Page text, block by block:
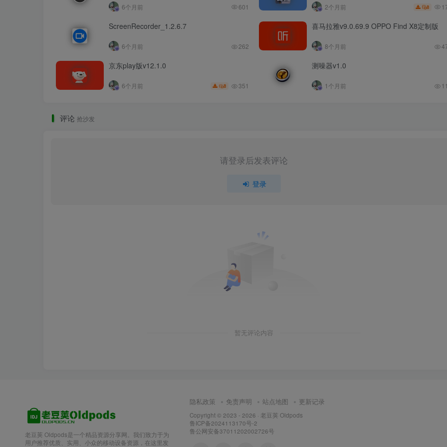
6个月前 601 2个月前 8
ScreenRecorder_1.2.6.7
6个月前 262
喜马拉雅v9.0.69.9 OPPO Find X8定制版
8个月前
京东play版v12.1.0
6个月前 8 351
测噪器v1.0
1个月前
评论 抢沙发
请登录后发表评论
登录
暂无评论内容
老豆荚 Oldpods是一个精品资源分享网。我们致力于为
用户推荐优质、实用、小众的移动设备资源，在这里发
隐私政策 免责声明 站点地图 更新记录
Copyright © 2023 - 2026 · 老豆荚 Oldpods
鲁ICP备2024113170号-2
鲁公网安备37011202002726号